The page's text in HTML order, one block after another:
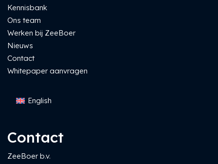
Kennisbank
Ons team
Werken bij ZeeBoer
Nieuws
Contact
Whitepaper aanvragen
English
Contact
ZeeBoer b.v.